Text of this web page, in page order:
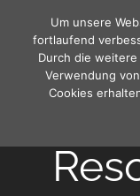
springen
Um unsere
fortlaufend
Durch die
Verwendung
Cookies